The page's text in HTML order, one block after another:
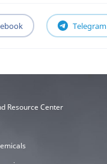
Telegram
Resource Center